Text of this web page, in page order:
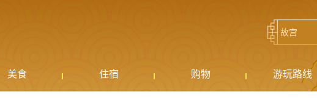
美食 住宿 购物 游玩路线